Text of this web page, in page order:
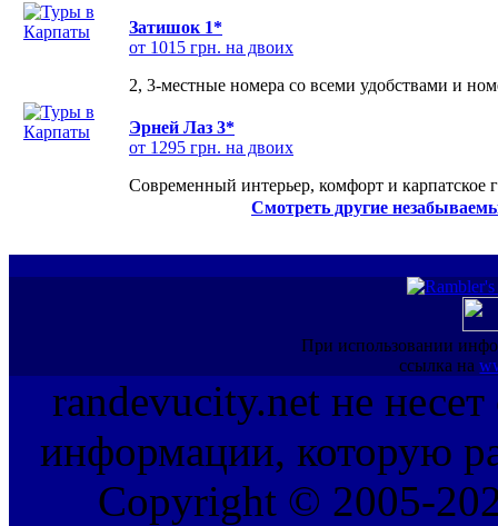
Затишок 1*
от 1015 грн. на двоих
2, 3-местные номера со всеми удобствами и
Эрней Лаз 3*
от 1295 грн. на двоих
Современный интерьер, комфорт и карпатское
Смотреть другие
При использовании
ссылка на
randevucity.net не несет
информации, которую
Copyright © 2005-